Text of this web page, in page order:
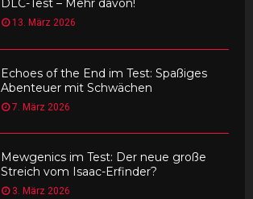
DLC-Test – Mehr davon!
13. März 2026
Echoes of the End im Test: Spaßiges
Abenteuer mit Schwächen
7. März 2026
Mewgenics im Test: Der neue große
Streich vom Isaac-Erfinder?
3. März 2026